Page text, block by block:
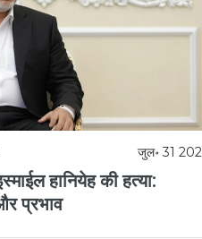
जुल॰ 31
हानियेह की हत्या:
प्रभाव